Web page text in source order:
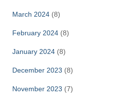
March 2024 (8)
February 2024 (8)
January 2024 (8)
December 2023 (8)
November 2023 (7)